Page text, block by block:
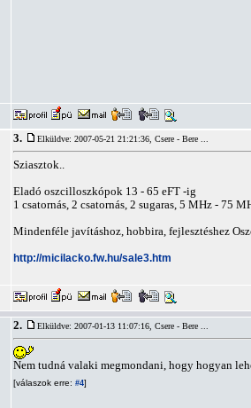
3. Elküldve: 2007-05-21 21:21:36, Csere - Bere ...
Sziasztok..
Eladó oszcilloszkópok 13 - 65 eFT -ig
1 csatornás, 2 csatornás, 2 sugaras, 5 MHz - 75
Mindenféle javításhoz, hobbira, fejlesztéshez
http://micilacko.fw.hu/sale3.htm
2. Elküldve: 2007-01-13 11:07:16, Csere - Bere ...
Nem tudná valaki megmondani, hogy hogyan
[válaszok erre: #4]